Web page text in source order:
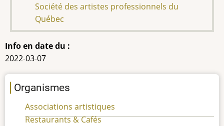
Société des artistes professionnels du
Québec
Info en date du :
2022-03-07
Organismes
Associations artistiques
Restaurants & Cafés